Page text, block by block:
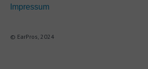
Impressum
© EarPros, 2024